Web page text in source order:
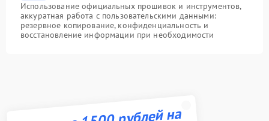
Использование официальных прошивок и инструментов,
аккуратная работа с пользовательскими данными:
резервное копирование, конфиденциальность и
восстановление информации при необходимости